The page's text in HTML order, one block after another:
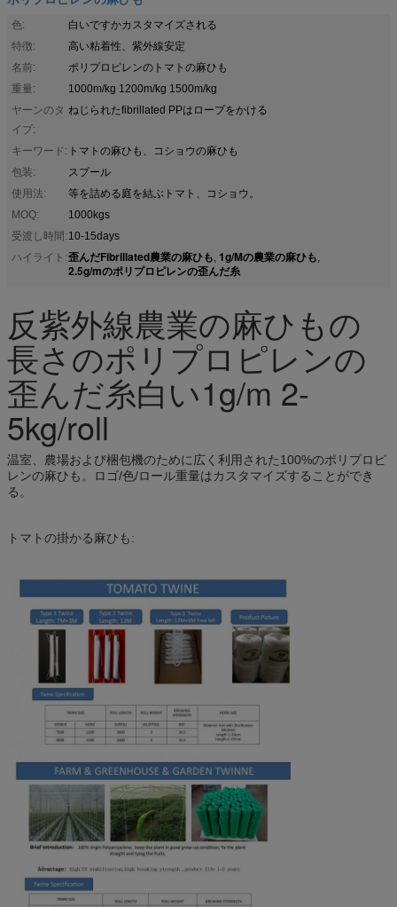
色:
白いですかカスタマイズされる
特徴:
高い粘着性、紫外線安定
名前:
ポリプロピレンのトマトの麻ひも
重量:
1000m/kg 1200m/kg 1500m/kg
ヤーンのタ
イプ:
ねじられたfibrillated PPはロープをかける
キーワード: トマトの麻ひも、コショウの麻ひも
包装:
スプール
使用法:
等を詰める庭を結ぶトマト、コショウ。
MOQ:
1000kgs
受渡し時間: 10-15days
ハイライト:歪んだFibrillated農業の麻ひも, 1g/Mの農業の麻ひも,
2.5g/mのポリプロピレンの歪んだ糸
反紫外線農業の麻ひもの
長さのポリプロピレンの
歪んだ糸白い1g/m 2-
5kg/roll
温室、農場および梱包機のために広く利用された100%のポリプロピ
レンの麻ひも。ロゴ/色/ロール重量はカスタマイズすることができ
る。
トマトの掛かる麻ひも: